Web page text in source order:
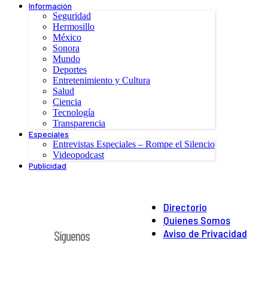
Información
Seguridad
Hermosillo
México
Sonora
Mundo
Deportes
Entretenimiento y Cultura
Salud
Ciencia
Tecnología
Transparencia
Especiales
Entrevistas Especiales – Rompe el Silencio
Videopodcast
Publicidad
Directorio
Quienes Somos
Aviso de Privacidad
Síguenos